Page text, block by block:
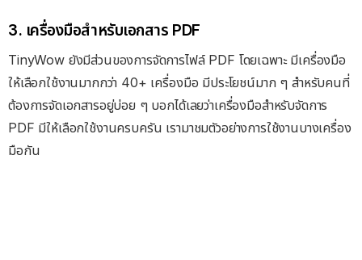
3. เครื่องมือสำหรับเอกสาร PDF
TinyWow ยังมีส่วนของการจัดการไฟล์ PDF โดยเฉพาะ มีเครื่องมือ
ให้เลือกใช้งานมากกว่า 40+ เครื่องมือ มีประโยชน์มาก ๆ สำหรับคนที่
ต้องการจัดเอกสารอยู่บ่อย ๆ บอกได้เลยว่าเครื่องมือสำหรับจัดการ
PDF มีให้เลือกใช้งานครบครัน เรามาชมตัวอย่างการใช้งานบางเครื่อง
มือกัน